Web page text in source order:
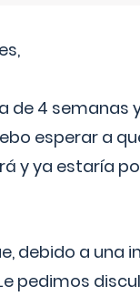
de 4 semanas
esperar a
y ya estaría
debido a una
pedimos